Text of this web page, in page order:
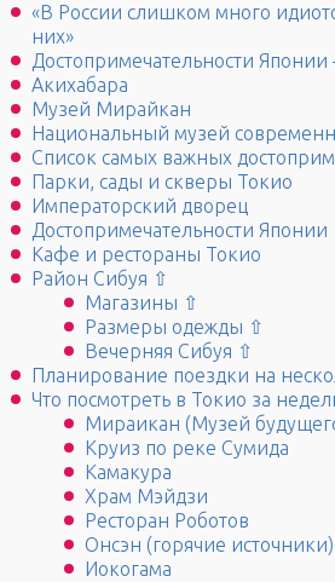
«В России слишком много
них»
Достопримечательности
Акихабара
Музей Мирайкан
Национальный музей
Список самых важных
Парки, сады и скверы Токио
Императорский дворец
Достопримечательности Японии
Кафе и рестораны Токио
Район Сибуя ⇧
Магазины ⇧
Размеры одежды ⇧
Вечерняя Сибуя ⇧
Планирование поездки на
Что посмотреть в Токио за
Мираикан (Музей
Круиз по реке Сумида
Камакура
Храм Мэйдзи
Ресторан Роботов
Онсэн (горячие источники)
Иокогама